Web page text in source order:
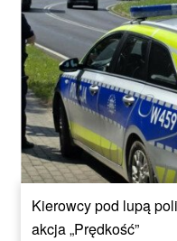
Kierowcy pod lupą
akcja „Prędkość”